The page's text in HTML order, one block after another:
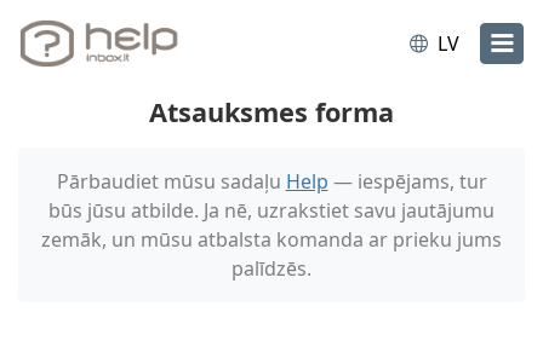
LV
Atsauksmes forma
Pārbaudiet mūsu sadaļu Help — iespējams, tur
būs jūsu atbilde. Ja nē, uzrakstiet savu jautājumu
zemāk, un mūsu atbalsta komanda ar prieku jums
palīdzēs.